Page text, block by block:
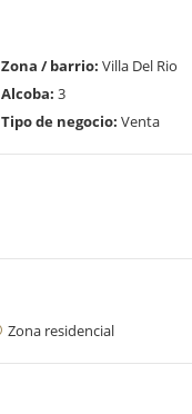
Zona / barrio: Villa Del Rio
Alcoba: 3
Tipo de negocio: Venta
Zona residencial